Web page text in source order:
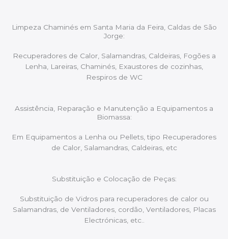
Limpeza Chaminés em Santa Maria da Feira, Caldas de São
Jorge:
Recuperadores de Calor, Salamandras, Caldeiras, Fogões a
Lenha, Lareiras, Chaminés, Exaustores de cozinhas,
Respiros de WC
Assistência, Reparação e Manutenção a Equipamentos a
Biomassa:
Em Equipamentos a Lenha ou Pellets, tipo Recuperadores
de Calor, Salamandras, Caldeiras, etc
Substituição e Colocação de Peças:
Substituição de Vidros para recuperadores de calor ou
Salamandras, de Ventiladores, cordão, Ventiladores, Placas
Electrónicas, etc..